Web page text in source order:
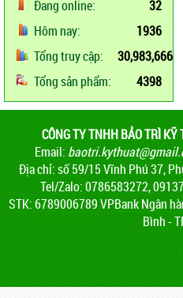
Đang online:
32
Hôm nay:
1936
Tổng truy cập:
30,983,666
Tổng sản phẩm:
4398
CÔNG TY TNHH BẢO TRÌ
Email:
Địa chỉ: số 59/15 Vĩnh Phú 37,
Tel/Zalo: 0786583272,
STK: 6789006789 VPBank Ngân
Bình -